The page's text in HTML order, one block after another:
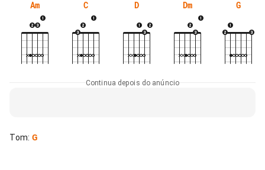
Am C D Dm G
Continua depois do anúncio
Tom: G